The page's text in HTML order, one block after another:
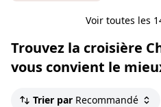
Voir toutes les
Trouvez la croisière
vous convient le
Trier par Recommandé